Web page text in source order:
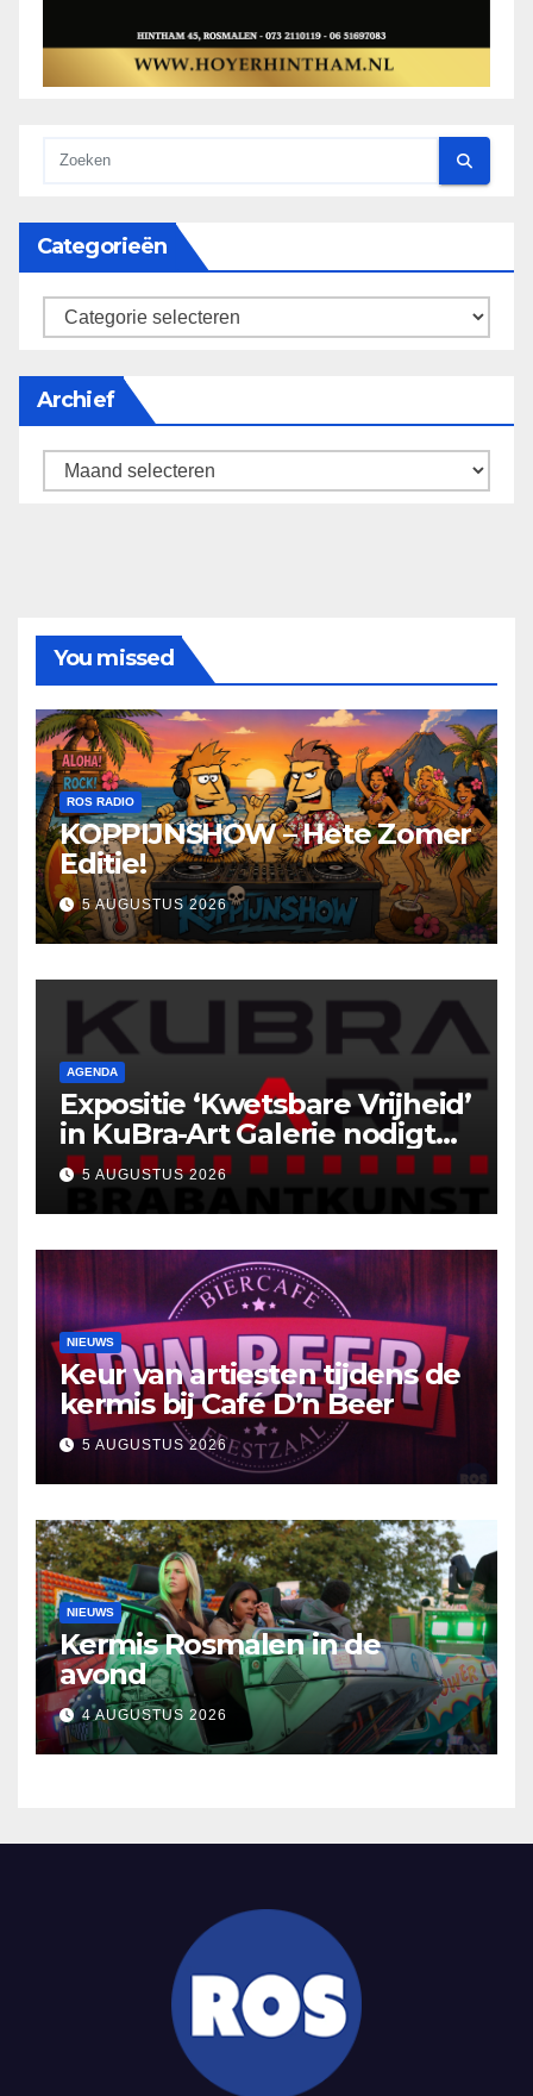
Categorieën
categorieën
Archief
Archief
You missed
ROS RADIO
KOPPIJNSHOW – Hete Zomer
Editie!
5 AUGUSTUS 2026
AGENDA
Expositie ‘Kwetsbare Vrijheid’
in KuBra-Art Galerie nodigt
uit tot ontmoeting en
reflectie
5 AUGUSTUS 2026
NIEUWS
Keur van artiesten tijdens de
kermis bij Café D’n Beer
5 AUGUSTUS 2026
NIEUWS
Kermis Rosmalen in de
avond
4 AUGUSTUS 2026